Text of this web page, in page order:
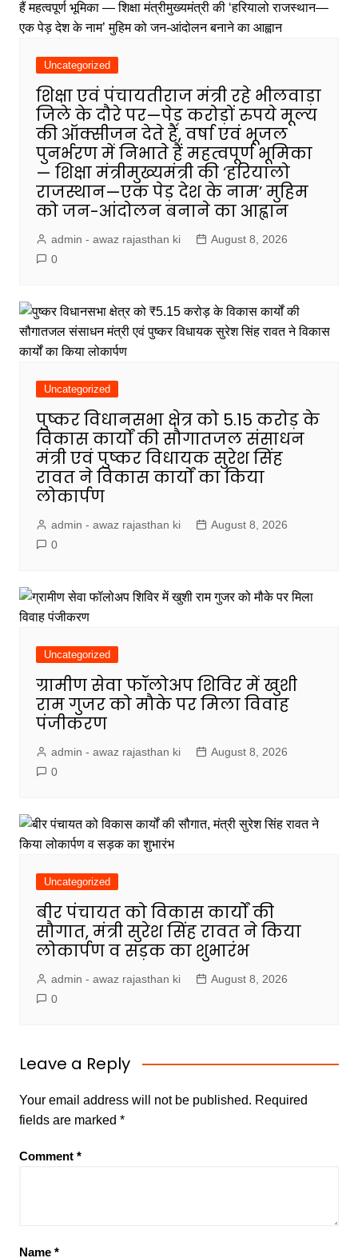
Uncategorized
शिक्षा एवं पंचायतीराज मंत्री रहे भीलवाड़ा
जिले के दौरे पर—पेड़ करोड़ों रुपये मूल्य
की ऑक्सीजन देते हैं, वर्षा एवं भूजल
पुनर्भरण में निभाते हैं महत्वपूर्ण भूमिका
— शिक्षा मंत्रीमुख्यमंत्री की ‘हरियालो
राजस्थान—एक पेड़ देश के नाम’ मुहिम
को जन-आंदोलन बनाने का आह्वान
admin - awaz rajasthan ki
August 8, 2026
0
Uncategorized
पुष्कर विधानसभा क्षेत्र को ₹5.15 करोड़ के
विकास कार्यों की सौगातजल संसाधन
मंत्री एवं पुष्कर विधायक सुरेश सिंह
रावत ने विकास कार्यों का किया
लोकार्पण
admin - awaz rajasthan ki
August 8, 2026
0
Uncategorized
ग्रामीण सेवा फॉलोअप शिविर में खुशी
राम गुजर को मौके पर मिला विवाह
पंजीकरण
admin - awaz rajasthan ki
August 8, 2026
0
Uncategorized
बीर पंचायत को विकास कार्यों की
सौगात, मंत्री सुरेश सिंह रावत ने किया
लोकार्पण व सड़क का शुभारंभ
admin - awaz rajasthan ki
August 8, 2026
0
Leave a Reply
Your email address will not be published. Required
fields are marked *
Comment *
Name *